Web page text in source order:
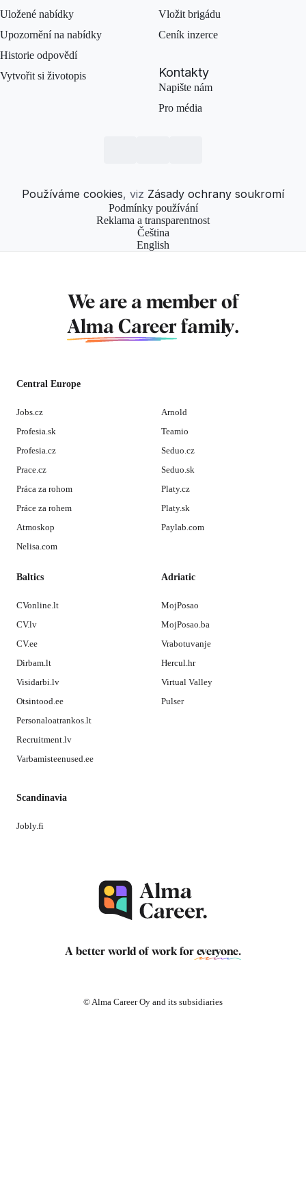
Uložené nabídky
Upozornění na nabídky
Historie odpovědí
Vytvořit si životopis
Vložit brigádu
Ceník inzerce
Kontakty
Napište nám
Pro média
Používáme cookies, viz Zásady ochrany soukromí
Podmínky používání
Reklama a transparentnost
Čeština
English
We are a member of
Alma Career family.
Central Europe
Jobs.cz
Profesia.sk
Profesia.cz
Prace.cz
Práca za rohom
Práce za rohem
Atmoskop
Nelisa.com
Arnold
Teamio
Seduo.cz
Seduo.sk
Platy.cz
Platy.sk
Paylab.com
Baltics
CVonline.lt
CV.lv
CV.ee
Dirbam.lt
Visidarbi.lv
Otsintood.ee
Personaloatrankos.lt
Recruitment.lv
Varbamisteenused.ee
Adriatic
MojPosao
MojPosao.ba
Vrabotuvanje
Hercul.hr
Virtual Valley
Pulser
Scandinavia
Jobly.fi
A better world of work for everyone.
© Alma Career Oy and its subsidiaries